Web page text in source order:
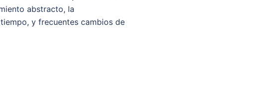
abstracto, la
y frecuentes cambios de